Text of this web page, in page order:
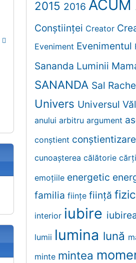
2015 2016ACUM
Conștiinței Creator
Eveniment Evenimentul
Sananda Luminii
SANANDA Sal
Univers Universul
anuluiarbitruargument
conştient conştientizare
cunoaştereacălătoriecărţi
emoţiile energetic
familiafiinţefiinţă
interior iubire
lumii lumina lună
minte mintea